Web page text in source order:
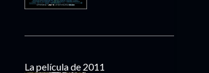
La película de 2011